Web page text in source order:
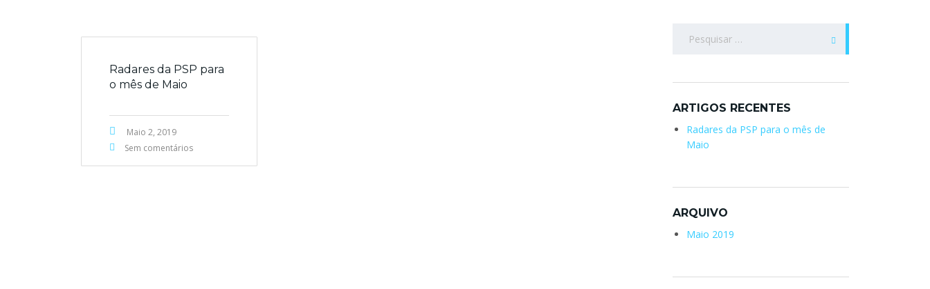
Radares da PSP para
o mês de Maio
Maio 2, 2019
Sem comentários
ARTIGOS RECENTES
Radares da PSP para o mês de
Maio
ARQUIVO
Maio 2019